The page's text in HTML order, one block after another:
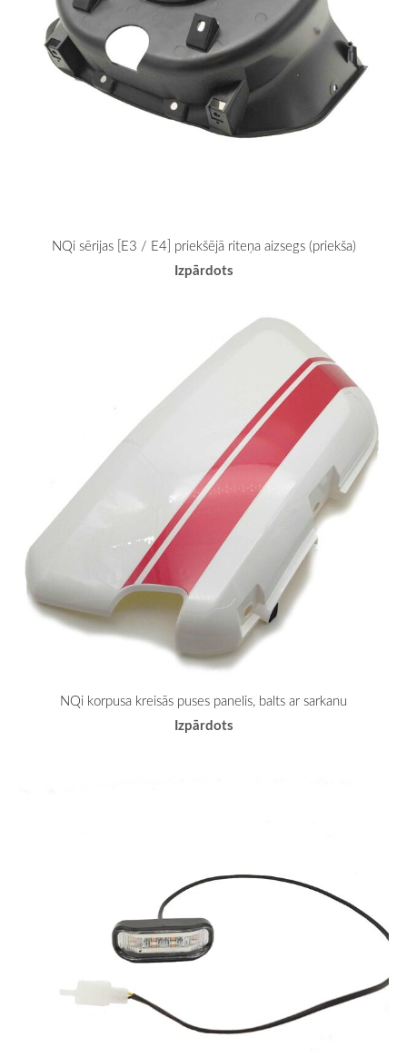
NQi sērijas [E3 / E4] priekšējā riteņa aizsegs (priekša)
Izpārdots
NQi korpusa kreisās puses panelis, balts ar sarkanu
Izpārdots